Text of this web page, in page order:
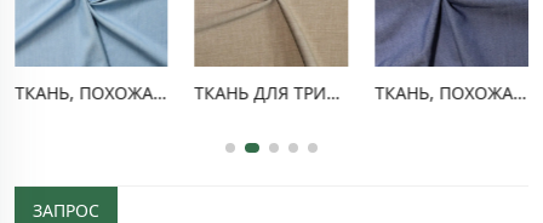
ТКАНЬ, ПОХОЖАЯ НА ДЕНИМ, TR ТКАНЬ ДЛЯ ТРИКОТАЖНЫХ БРЮК ИЗ ПОЛИЭСТЕРА И ВИСКОЗЫ ТКАНЬ, ПОХОЖАЯ НА ДЕНИМ, ИЗ ПОЛИЭСТЕРА И ВИСКОЗЫ
ЗАПРОС